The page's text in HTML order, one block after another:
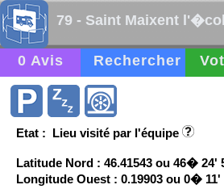
79 - Saint Maixent
0 Avis Rechercher
Etat : Lieu visité par l'équipe
Latitude Nord : 46.41543 ou 46� 24'
Longitude Ouest : 0.19903 ou 0� 11'